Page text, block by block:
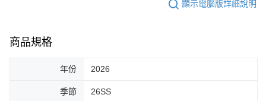
顯示電腦版詳細說明
商品規格
年份 2026
季節 26SS